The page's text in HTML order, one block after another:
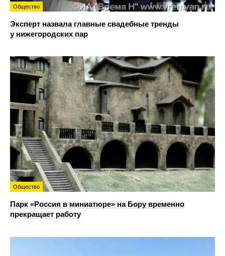
Общество
Эксперт назвала главные свадебные тренды
у нижегородских пар
Общество
Парк «Россия в миниатюре» на Бору временно
прекращает работу